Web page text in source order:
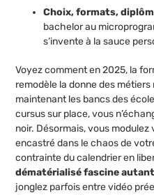
Choix, formats,
bachelor au
s’invente à la sauce
Voyez comment en 2025, la
remodèle la donne des
maintenant les bancs des
cursus sur place, vous
noir. Désormais, vous
encastré dans le chaos de
contrainte du calendrier en
dématérialisé fascine
jonglez parfois entre vidéo